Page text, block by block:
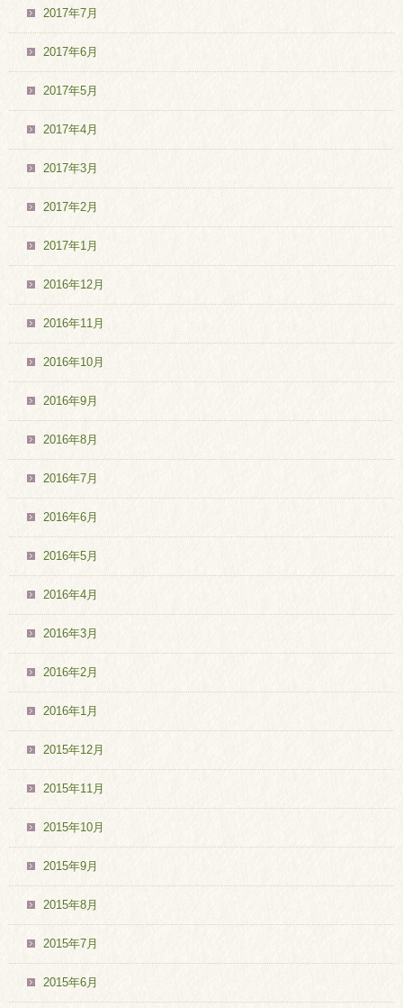
2017年7月
2017年6月
2017年5月
2017年4月
2017年3月
2017年2月
2017年1月
2016年12月
2016年11月
2016年10月
2016年9月
2016年8月
2016年7月
2016年6月
2016年5月
2016年4月
2016年3月
2016年2月
2016年1月
2015年12月
2015年11月
2015年10月
2015年9月
2015年8月
2015年7月
2015年6月